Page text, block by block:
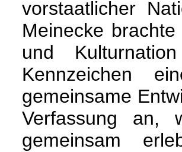
vorstaatlicher
Meinecke
und
Kennzeichen
gemeinsame
Verfassung an,
gemeinsam